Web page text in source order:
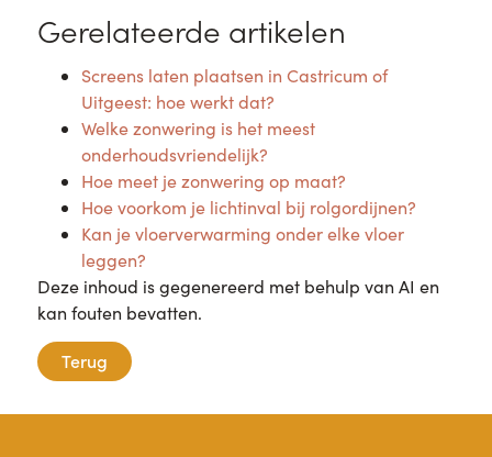
Gerelateerde artikelen
Screens laten plaatsen in Castricum of
Uitgeest: hoe werkt dat?
Welke zonwering is het meest
onderhoudsvriendelijk?
Hoe meet je zonwering op maat?
Hoe voorkom je lichtinval bij rolgordijnen?
Kan je vloerverwarming onder elke vloer
leggen?
Deze inhoud is gegenereerd met behulp van AI en
kan fouten bevatten.
Terug